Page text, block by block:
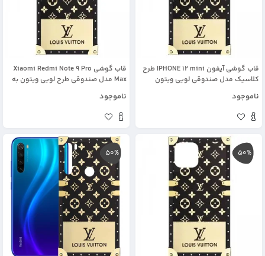
قاب گوشی آیفون IPHONE 12 mini طرح
کلاسیک مدل صندوقی لویی ویتون
ناموجود
قاب گوشی Xiaomi Redmi Note 9 Pro
Max مدل صندوقی طرح لویی ویتون به
ناموجود
50%
50%